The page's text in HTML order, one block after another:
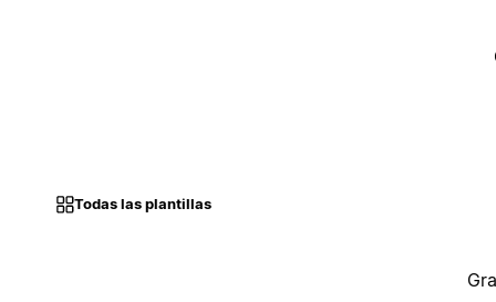
Todas las plantillas